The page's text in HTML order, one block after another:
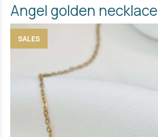
Angel golden necklace
SALES